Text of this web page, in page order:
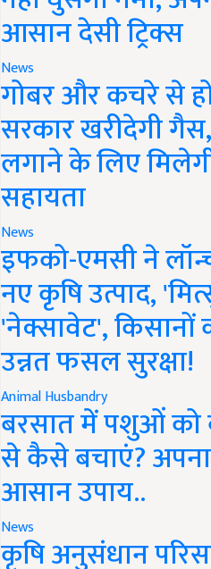
आसान देसी ट्रिक्स
News
गोबर और कचरे से
सरकार खरीदेगी
लगाने के लिए
सहायता
News
इफको-एमसी ने
नए कृषि उत्पाद,
'नेक्सावेट', किसानों
उन्नत फसल सुरक्षा!
Animal Husbandry
बरसात में पशुओं को
से कैसे बचाएं?
आसान उपाय..
News
कृषि अनुसंधान